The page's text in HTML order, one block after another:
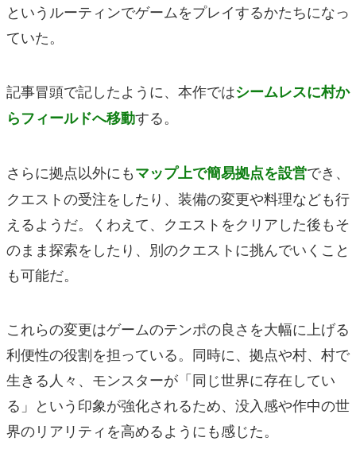
というルーティンでゲームをプレイするかたちになっ
ていた。
記事冒頭で記したように、本作ではシームレスに村か
らフィールドへ移動する。
さらに拠点以外にもマップ上で簡易拠点を設営でき、
クエストの受注をしたり、装備の変更や料理なども行
えるようだ。くわえて、クエストをクリアした後もそ
のまま探索をしたり、別のクエストに挑んでいくこと
も可能だ。
これらの変更はゲームのテンポの良さを大幅に上げる
利便性の役割を担っている。同時に、拠点や村、村で
生きる人々、モンスターが「同じ世界に存在してい
る」という印象が強化されるため、没入感や作中の世
界のリアリティを高めるようにも感じた。